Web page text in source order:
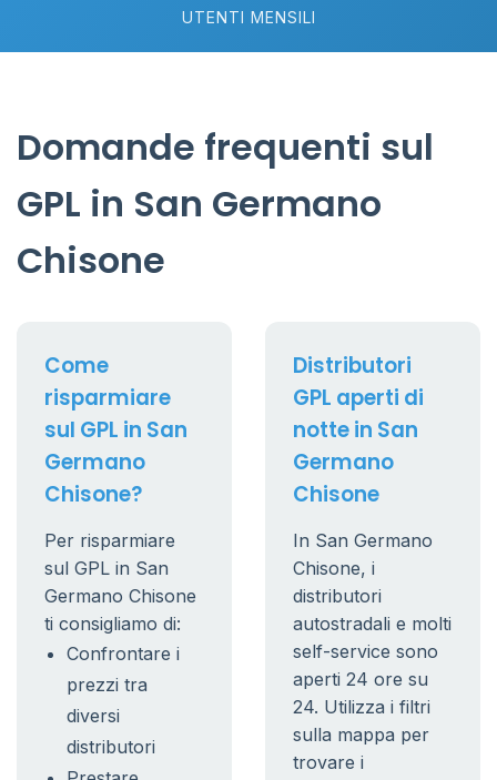
UTENTI MENSILI
Domande frequenti sul
GPL in San Germano
Chisone
Come
risparmiare
sul GPL in San
Germano
Chisone?
Per risparmiare
sul GPL in San
Germano Chisone
ti consigliamo di:
Confrontare i
prezzi tra
diversi
distributori
Distributori
GPL aperti di
notte in San
Germano
Chisone
In San Germano
Chisone, i
distributori
autostradali e molti
self-service sono
aperti 24 ore su
24. Utilizza i filtri
sulla mappa per
trovare i